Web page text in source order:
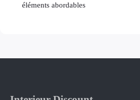
éléments abordables